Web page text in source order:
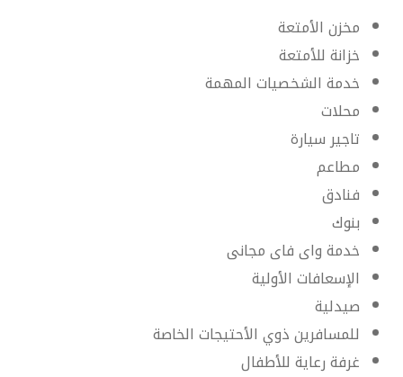
مخزن الأمتعة
خزانة للأمتعة
خدمة الشخصيات المهمة
محلات
تاجير سيارة
مطاعم
فنادق
بنوك
خدمة واى فاى مجانى
الإسعافات الأولية
صيدلية
للمسافرين ذوي الأحتيجات الخاصة
غرفة رعاية للأطفال